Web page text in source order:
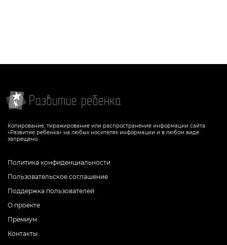
Копирование, тиражирование или распространение информации сайта
«Развитие ребенка» на любых носителях информации и в любом виде
запрещено.
Политика конфиденциальности
Пользовательское соглашение
Поддержка пользователей
О проекте
Премиум
Контакты